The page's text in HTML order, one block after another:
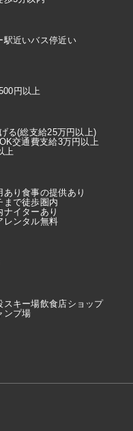
駅近いバス停近い
円以上
る(総支給25万円以上)
交通費支給3万円以上
上
あり食事の提供あり
まで徒歩圏内
ナイターあり
レンタル無料
スキー場飲食店ショップ
ンプ場